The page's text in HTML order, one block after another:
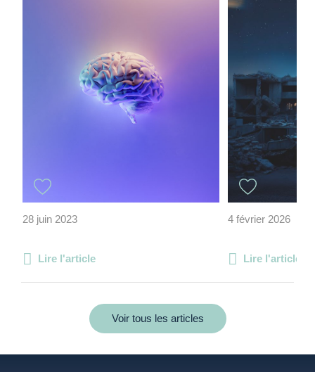
28 juin 2023
Lire l'article
4 février 2026
Lire l'article
Voir tous les articles